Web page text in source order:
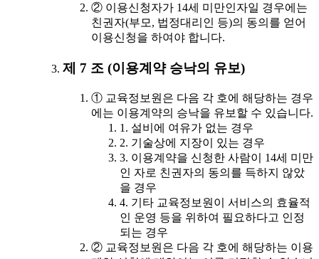
② 이용신청자가 14세 미만인자일 경우에는
친권자(부모, 법정대리인 등)의 동의를 얻어
이용신청을 하여야 합니다.
제 7 조 (이용계약 승낙의 유보)
① 교육정보원은 다음 각 호에 해당하는 경우
에는 이용계약의 승낙을 유보할 수 있습니다.
1. 설비에 여유가 없는 경우
2. 기술상에 지장이 있는 경우
3. 이용계약을 신청한 사람이 14세 미만
인 자로 친권자의 동의를 득하지 않았
을 경우
4. 기타 교육정보원이 서비스의 효율적
인 운영 등을 위하여 필요하다고 인정
되는 경우
② 교육정보원은 다음 각 호에 해당하는 이용